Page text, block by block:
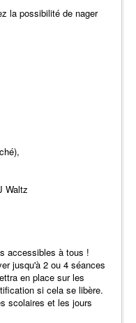
la possibilité de nager
Waltz
accessibles à tous !
jusqu'à 2 ou 4 séances
en place sur les
si cela se libère.
scolaires et les jours